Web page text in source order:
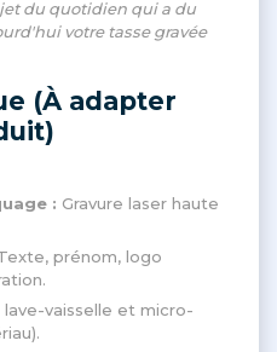
du quotidien qui a du
votre tasse gravée
(À adapter
: Gravure laser haute
prénom, logo
lave-vaisselle et micro-